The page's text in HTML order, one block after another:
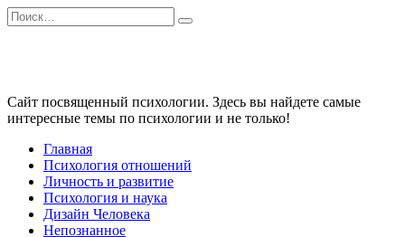
Перейти
к
Search
for:
Сайт посвященный психологии. Здесь вы найдете самые
интересные темы по психологии и не только!
Главная
Психология отношений
Личность и развитие
Психология и наука
Дизайн Человека
Непознанное